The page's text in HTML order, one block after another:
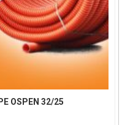
OSPEN 32/25